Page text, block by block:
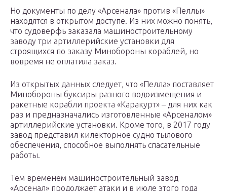
Но документы по делу «Арсенала» против «Пеллы»
находятся в открытом доступе. Из них можно понять,
что судоверфь заказала машиностроительному
заводу три артиллерийские установки для
строящихся по заказу Минобороны кораблей, но
вовремя не оплатила заказ.
Из открытых данных следует, что «Пелла» поставляет
Минобороны буксиры разного водоизмещения и
ракетные корабли проекта «Каракурт» – для них как
раз и предназначались изготовленные «Арсеналом»
артиллерийские установки. Кроме того, в 2017 году
завод представил килекторное судно тылового
обеспечения, способное выполнять спасательные
работы.
Тем временем машиностроительный завод
«Арсенал» продолжает атаки и в июле этого года